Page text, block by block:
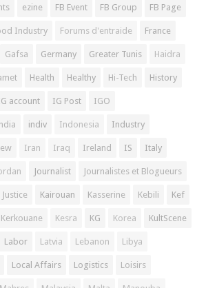
ezine FB Event FB Group FB Page
Industry Forums d'entraide France
Gafsa Germany Greater Tunis Haidra
Health Healthy Hi-Tech History
account IG Post IGO
indiv Indonesia Industry
Iran Iraq Ireland IS Italy
Journalist Journalistes et Blogueurs
Justice Kairouan Kasserine Kebili Kef
Kerkouane Kesra KG Korea KultScene
Labor Latvia Lebanon Libya
Local Affairs Logistics Loisirs